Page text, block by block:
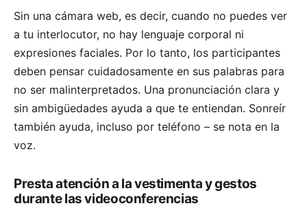
Sin una cámara web, es decir, cuando no puedes ver
a tu interlocutor, no hay lenguaje corporal ni
expresiones faciales. Por lo tanto, los participantes
deben pensar cuidadosamente en sus palabras para
no ser malinterpretados. Una pronunciación clara y
sin ambigüedades ayuda a que te entiendan. Sonreír
también ayuda, incluso por teléfono – se nota en la
voz.
Presta atención a la vestimenta y gestos
durante las videoconferencias